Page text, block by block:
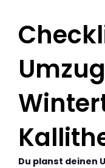
Du planst deinen